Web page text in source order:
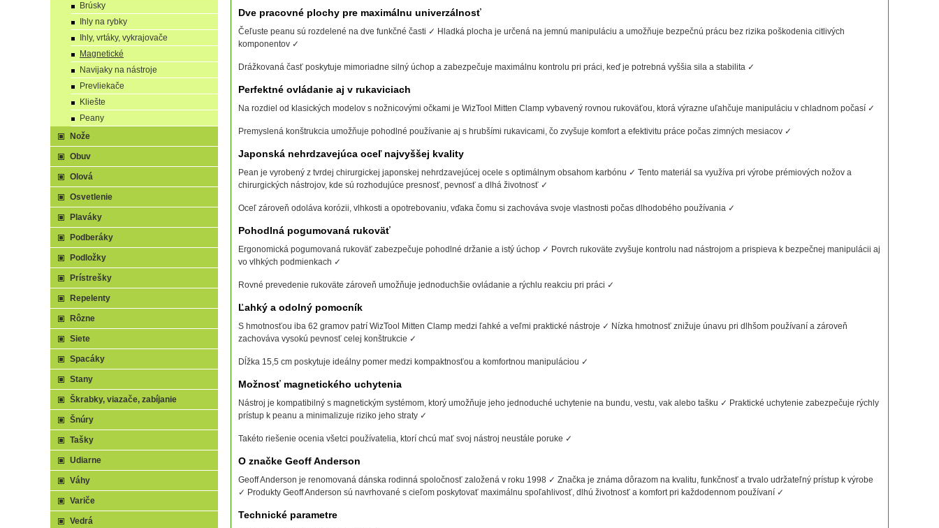
Dve pracovné plochy pre maximálnu univerzálnosť
Čeľuste peanu sú rozdelené na dve funkčné časti ✓ Hladká plocha je určená na jemnú manipuláciu a umožňuje bezpečnú prácu bez rizika poškodenia citlivých
komponentov ✓
Drážkovaná časť poskytuje mimoriadne silný úchop a zabezpečuje maximálnu kontrolu pri práci, keď je potrebná vyššia sila a stabilita ✓
Perfektné ovládanie aj v rukaviciach
Na rozdiel od klasických modelov s nožnicovými očkami je WizTool Mitten Clamp vybavený rovnou rukoväťou, ktorá výrazne uľahčuje manipuláciu v chladnom počasí ✓
Premyslená konštrukcia umožňuje pohodlné používanie aj s hrubšími rukavicami, čo zvyšuje komfort a efektivitu práce počas zimných mesiacov ✓
Japonská nehrdzavejúca oceľ najvyššej kvality
Pean je vyrobený z tvrdej chirurgickej japonskej nehrdzavejúcej ocele s optimálnym obsahom karbónu ✓ Tento materiál sa využíva pri výrobe prémiových nožov a
chirurgických nástrojov, kde sú rozhodujúce presnosť, pevnosť a dlhá životnosť ✓
Oceľ zároveň odoláva korózii, vlhkosti a opotrebovaniu, vďaka čomu si zachováva svoje vlastnosti počas dlhodobého používania ✓
Pohodlná pogumovaná rukoväť
Ergonomická pogumovaná rukoväť zabezpečuje pohodlné držanie a istý úchop ✓ Povrch rukoväte zvyšuje kontrolu nad nástrojom a prispieva k bezpečnej manipulácii aj
vo vlhkých podmienkach ✓
Rovné prevedenie rukoväte zároveň umožňuje jednoduchšie ovládanie a rýchlu reakciu pri práci ✓
Ľahký a odolný pomocník
S hmotnosťou iba 62 gramov patrí WizTool Mitten Clamp medzi ľahké a veľmi praktické nástroje ✓ Nízka hmotnosť znižuje únavu pri dlhšom používaní a zároveň
zachováva vysokú pevnosť celej konštrukcie ✓
Dĺžka 15,5 cm poskytuje ideálny pomer medzi kompaktnosťou a komfortnou manipuláciou ✓
Možnosť magnetického uchytenia
Nástroj je kompatibilný s magnetickým systémom, ktorý umožňuje jeho jednoduché uchytenie na bundu, vestu, vak alebo tašku ✓ Praktické uchytenie zabezpečuje rýchly
prístup k peanu a minimalizuje riziko jeho straty ✓
Takéto riešenie ocenia všetci používatelia, ktorí chcú mať svoj nástroj neustále poruke ✓
O značke Geoff Anderson
Geoff Anderson je renomovaná dánska rodinná spoločnosť založená v roku 1998 ✓ Značka je známa dôrazom na kvalitu, funkčnosť a trvalo udržateľný prístup k výrobe
✓ Produkty Geoff Anderson sú navrhované s cieľom poskytovať maximálnu spoľahlivosť, dlhú životnosť a komfort pri každodennom používaní ✓
Technické parametre
Brúsky
Ihly na rybky
Ihly, vrtáky, vykrajovače
Magnetické
Navijaky na nástroje
Prevliekače
Kliešte
Peany
Nože
Obuv
Olová
Osvetlenie
Plaváky
Podberáky
Podložky
Prístrešky
Repelenty
Rôzne
Siete
Spacáky
Stany
Škrabky, viazače, zabíjanie
Šnúry
Tašky
Udiarne
Váhy
Variče
Vedrá